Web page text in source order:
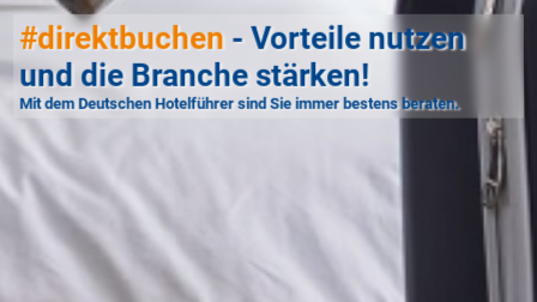
#direktbuchen - Vorteile nutzen
und die Branche stärken!
Mit dem Deutschen Hotelführer sind Sie immer bestens beraten.